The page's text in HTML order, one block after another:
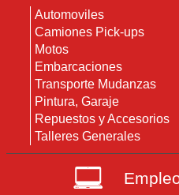
Automoviles
Camiones Pick-ups
Motos
Embarcaciones
Transporte Mudanzas
Pintura, Garaje
Repuestos y Accesorios
Talleres Generales